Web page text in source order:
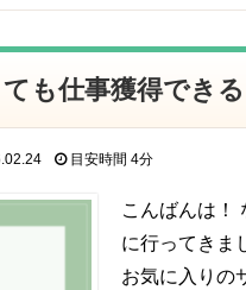
も仕事獲得できる
目安時間 4分
こんばんは
に行ってきま
お気に入り